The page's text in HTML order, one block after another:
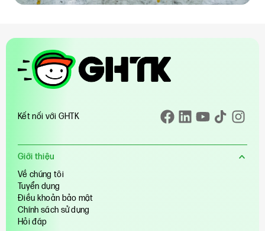
Kết nối với GHTK
Giới thiệu
Về chúng tôi
Tuyển dụng
Điều khoản bảo mật
Chính sách sử dụng
Hỏi đáp